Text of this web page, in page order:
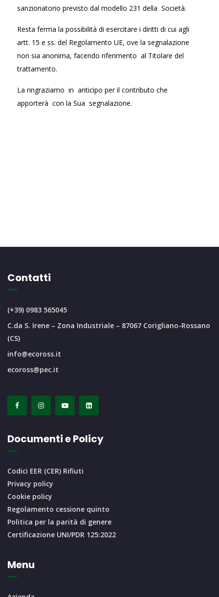
sanzionatorio previsto dal modello 231 della Società.
Resta ferma la possibilità di esercitare i diritti di cui agli
artt. 15 e ss. del Regolamento UE, ove la segnalazione
non sia anonima, facendo riferimento al Titolare del
trattamento.
La ringraziamo in anticipo per il contributo che
apporterà con la Sua segnalazione.
Contatti
(+39) 0983 565045
C.da S. Irene – Zona Industriale – 87067 Corigliano-Rossano
(CS)
info@ecoross.it
ecoross@pec.it
Documenti e Policy
Codici EER (CER) Rifiuti
Privacy policy
Cookie policy
Regolamento cessione quinto
Politica per la parità di genere
Certificazione UNI/PDR 125:2022
Menu